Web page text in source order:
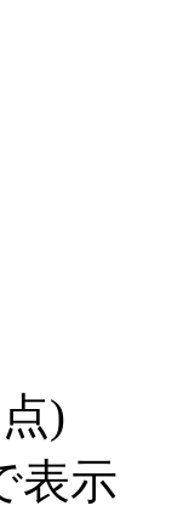
)
表示